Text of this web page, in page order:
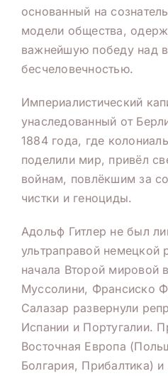
основанный на
модели общества,
важнейшую победу над
бесчеловечностью.
Империалистический
унаследованный от
1884 года, где
поделили мир, привёл
войнам, повлёкшим за
чистки и геноциды.
Адольф Гитлер не был
ультраправой немецкой
начала Второй мировой
Муссолини, Франсиско
Салазар развернули
Испании и Португалии.
Восточная Европа
Болгария, Прибалтика)